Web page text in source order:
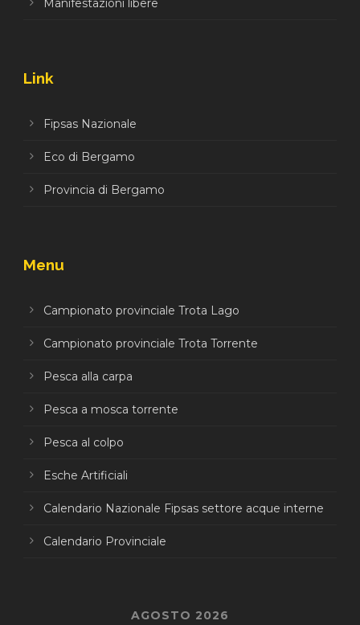
Manifestazioni libere
Link
Fipsas Nazionale
Eco di Bergamo
Provincia di Bergamo
Menu
Campionato provinciale Trota Lago
Campionato provinciale Trota Torrente
Pesca alla carpa
Pesca a mosca torrente
Pesca al colpo
Esche Artificiali
Calendario Nazionale Fipsas settore acque interne
Calendario Provinciale
AGOSTO 2026